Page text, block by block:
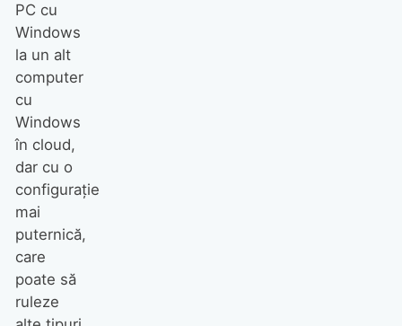
PC cu
Windows
la un alt
computer
cu
Windows
în cloud,
dar cu o
configurație
mai
puternică,
care
poate să
ruleze